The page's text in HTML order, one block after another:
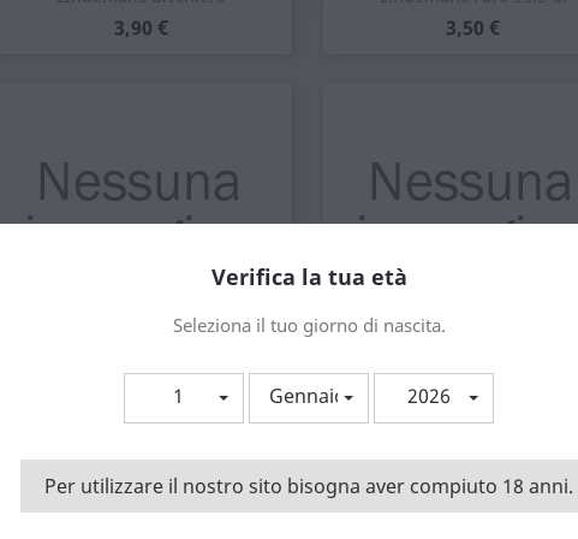
Prezzo
3,90 € Prezzo
3,50 €
Lindemans Gueuze 35.5 Cl
Anteprima Lindemans Gueuze 75 Cl
Anteprima
Verifica la tua età
Seleziona il tuo giorno di nascita.
1 Gennaio 2026
Per utilizzare il nostro sito bisogna aver compiuto 18 anni.